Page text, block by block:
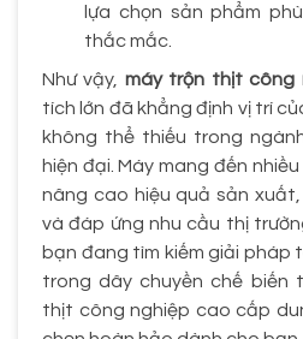
lựa chọn sản phẩm
thắc mắc.
Như vậy, máy trộn thịt công
tích lớn đã khẳng định vị trí
không thể thiếu trong
hiện đại. Máy mang đến
nâng cao hiệu quả sản
và đáp ứng nhu cầu thị
bạn đang tìm kiếm giải pháp
trong dây chuyền chế biến
thịt công nghiệp cao cấp